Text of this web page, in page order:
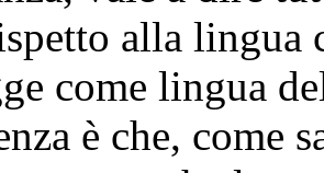
alla lingua
come lingua
è che, come